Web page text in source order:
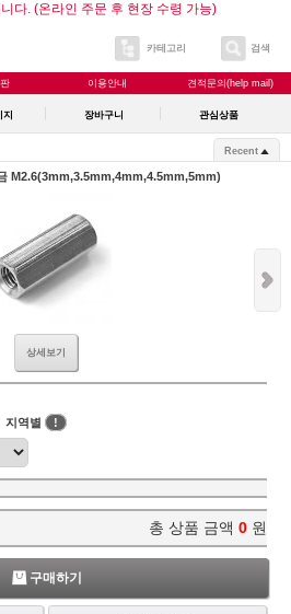
다. (온라인 주문 후 현장 수령 가능)
카테고리 검색
이용안내 견적문의(help mail)
장바구니 관심상품
Recent
M2.6(3mm,3.5mm,4mm,4.5mm,5mm)
상세보기
지역별 !
총 상품 금액 0 원
구매하기